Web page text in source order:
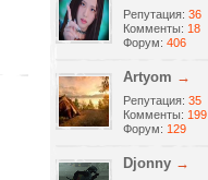
Репутация: 36
Комменты: 18
Форум: 406
Artyom →
Репутация: 35
Комменты: 199
Форум: 129
Djonny →